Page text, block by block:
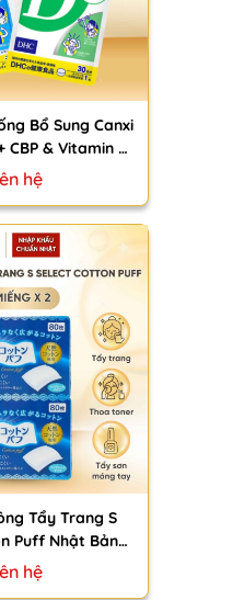
Bổ Sung Canxi
D
Nhật Bản
hệ
Tẩy Trang S
Puff Nhật Bản
Sơn Móng Tay
x 2)
hệ